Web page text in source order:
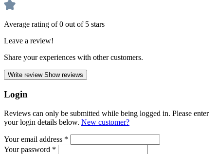
Average rating of 0 out of 5 stars
Leave a review!
Share your experiences with other customers.
Write review Show reviews
Login
Reviews can only be submitted while being logged in. Please enter
your login details below. New customer?
Your email address *
Your password *